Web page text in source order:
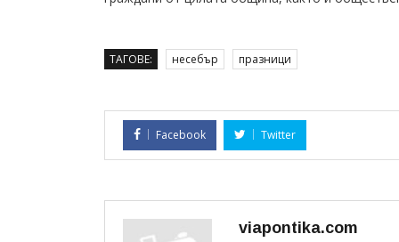
ТАГОВЕ: несебър празници
Facebook Twitter
viapontika.com